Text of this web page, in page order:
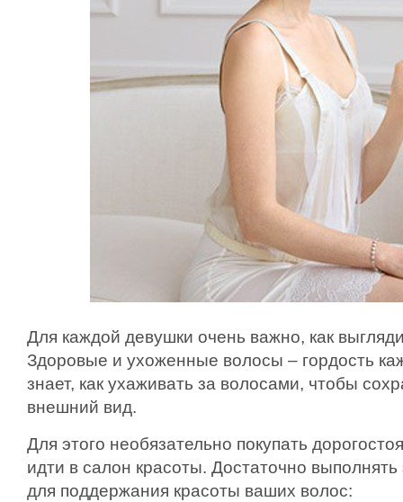
Для каждой девушки очень важно, как
Здоровые и ухоженные волосы – гордость
знает, как ухаживать за волосами, чтобы
внешний вид.
Для этого необязательно покупать
идти в салон красоты. Достаточно
для поддержания красоты ваших волос: